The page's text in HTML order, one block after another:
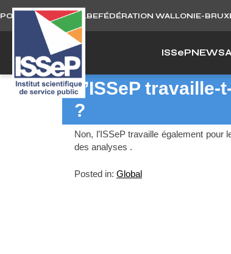
Skip
to
content
PORTAIL WALLONIE.BEFÉDÉRATION WALLONIE-
ISSePNEWS
L’ISSeP
?
Non, l’ISSeP travaille également
des analyses .
Posted in: Global